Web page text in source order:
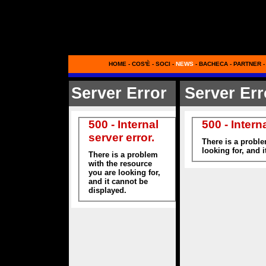
HOME - COS'È - SOCI - NEWS - BACHECA - PARTNER -